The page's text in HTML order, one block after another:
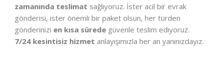
zamanında teslimat sağlıyoruz. İster acil bir evrak
gönderisi, ister önemli bir paket olsun, her türden
gönderinizi en kısa sürede güvenle teslim ediyoruz.
7/24 kesintisiz hizmet anlayışımızla her an yanınızdayız.